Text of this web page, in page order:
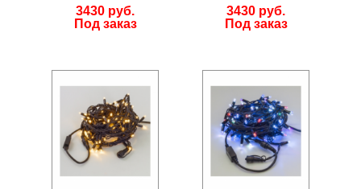
3430 руб.
Под заказ
3430 руб.
Под заказ